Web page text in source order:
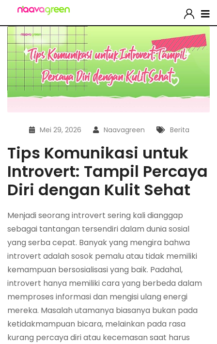
Mei 29, 2026 Naavagreen Berita
Tips Komunikasi untuk
Introvert: Tampil Percaya
Diri dengan Kulit Sehat
Menjadi seorang introvert sering kali dianggap
sebagai tantangan tersendiri dalam dunia sosial
yang serba cepat. Banyak yang mengira bahwa
introvert adalah sosok pemalu atau tidak memiliki
kemampuan bersosialisasi yang baik. Padahal,
introvert hanya memiliki cara yang berbeda dalam
memproses informasi dan mengisi ulang energi
mereka. Masalah utamanya biasanya bukan pada
ketidakmampuan bicara, melainkan pada rasa
kurang percaya diri atau kecemasan saat harus